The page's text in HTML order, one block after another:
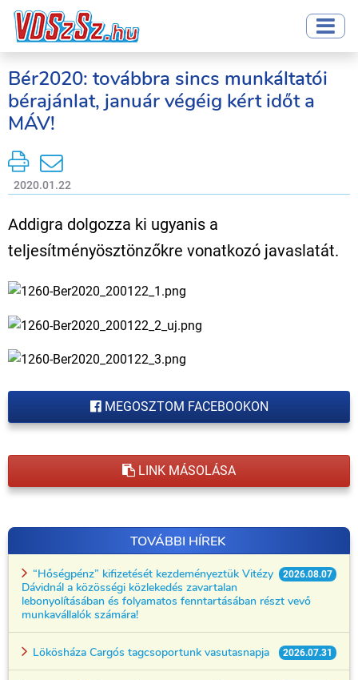
Bér2020: továbbra sincs munkáltatói
bérajánlat, január végéig kért időt a
MÁV!
2020.01.22
Addigra dolgozza ki ugyanis a
teljesítményösztönzőkre vonatkozó javaslatát.
MEGOSZTOM FACEBOOKON
LINK MÁSOLÁSA
TOVÁBBI HÍREK
2026.08.07
“Hőségpénz” kifizetését kezdeményeztük Vitézy
Dávidnál a közösségi közlekedés zavartalan
lebonyolításában és folyamatos fenntartásában részt vevő
munkavállalók számára!
2026.07.31
Lökösháza Cargós tagcsoportunk vasutasnapja